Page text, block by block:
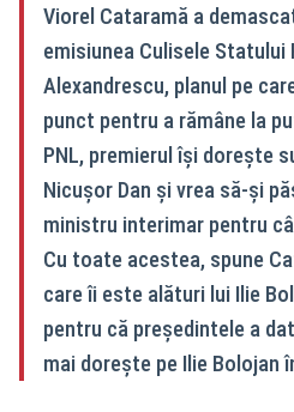
Viorel Cataramă a
emisiunea Culisele Statului
Alexandrescu, planul pe
punct pentru a rămâne la
PNL, premierul își dorește
Nicușor Dan și vrea să-și
ministru interimar pentru
Cu toate acestea, spune
care îi este alături lui Ilie
pentru că președintele a
mai dorește pe Ilie Bolojan